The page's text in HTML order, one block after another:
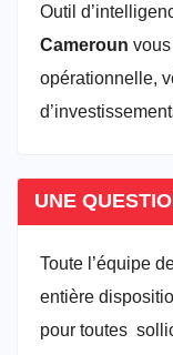
Outil
Cameroun
opérationnelle,
UNE
Toute l’équipe
entière
pour toutes